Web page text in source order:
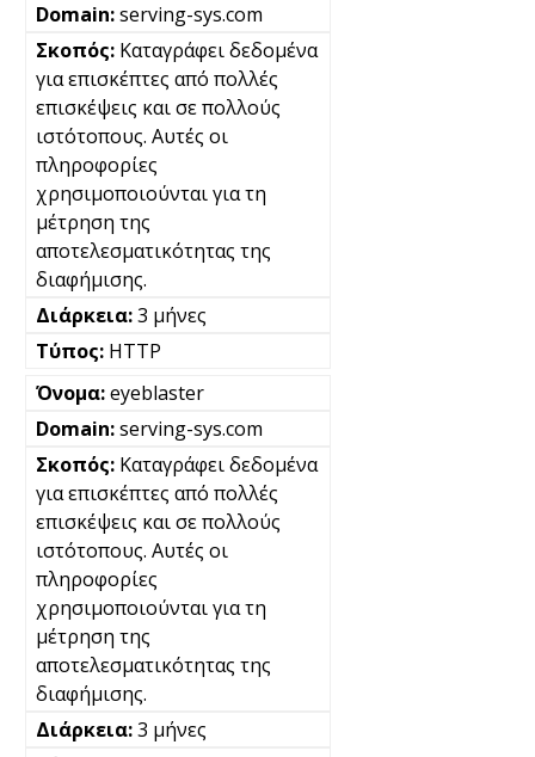
serving-sys.com
Καταγράφει δεδομένα
για επισκέπτες από πολλές
επισκέψεις και σε πολλούς
ιστότοπους. Αυτές οι
πληροφορίες
χρησιμοποιούνται για τη
μέτρηση της
αποτελεσματικότητας της
διαφήμισης.
3 μήνες
HTTP
eyeblaster
serving-sys.com
Καταγράφει δεδομένα
για επισκέπτες από πολλές
επισκέψεις και σε πολλούς
ιστότοπους. Αυτές οι
πληροφορίες
χρησιμοποιούνται για τη
μέτρηση της
αποτελεσματικότητας της
διαφήμισης.
3 μήνες